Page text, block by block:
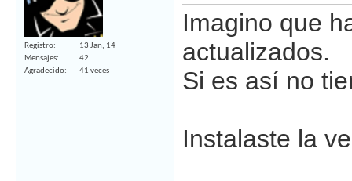
Registro
13 Jan, 14
Mensajes
42
Agradecido
41 veces
Imagino que
actualizados.
Si es así no
Instalaste la